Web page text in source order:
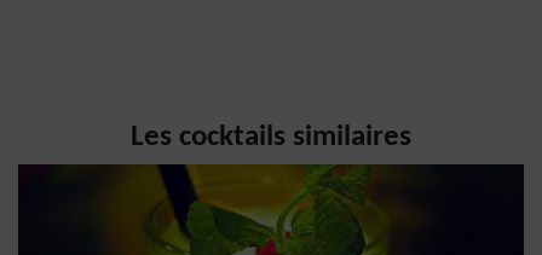
Les cocktails similaires